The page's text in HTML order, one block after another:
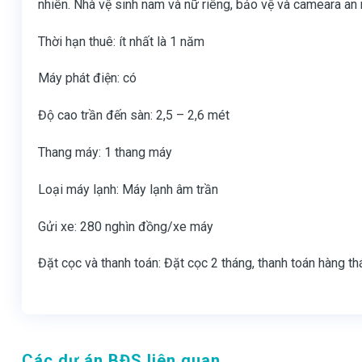
nhiên. Nhà vệ sinh nam và nữ riêng, bảo vệ và cameara
Thời hạn thuê: ít nhất là 1 năm
Máy phát điện: có
Độ cao trần đến sàn: 2,5 – 2,6 mét
Thang máy: 1 thang máy
Loại máy lạnh: Máy lạnh âm trần
Gửi xe: 280 nghìn đồng/xe máy
Đặt cọc và thanh toán: Đặt cọc 2 tháng, thanh toán hàng